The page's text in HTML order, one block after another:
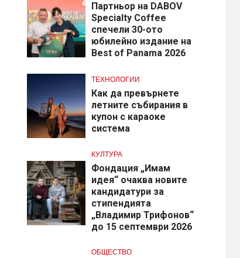
Партньор на DABOV
Specialty Coffee
спечели 30-ото
юбилейно издание на
Best of Panama 2026
ТЕХНОЛОГИИ
Как да превърнете
летните събирания в
купон с караоке
система
КУЛТУРА
Фондация „Имам
идея“ очаква новите
кандидатури за
стипендията
„Владимир Трифонов“
до 15 септември 2026
ОБЩЕСТВО